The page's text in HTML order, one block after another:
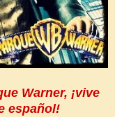
Warner, ¡vive
español!